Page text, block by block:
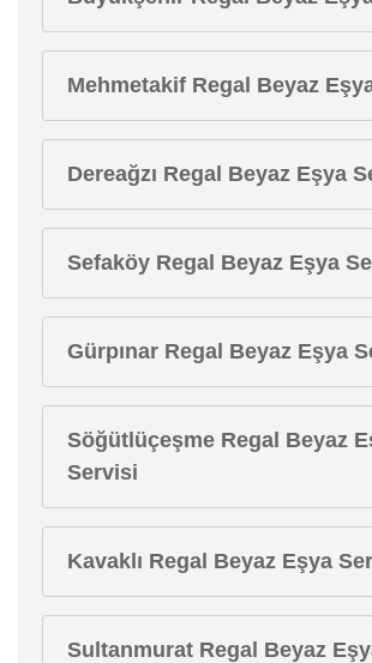
Mehmetakif Regal Beyaz
Dereağzı Regal Beyaz Eşya
Sefaköy Regal Beyaz Eşya
Gürpınar Regal Beyaz Eşya
Söğütlüçeşme Regal Beyaz
Servisi
Kavaklı Regal Beyaz Eşya
Sultanmurat Regal Beyaz